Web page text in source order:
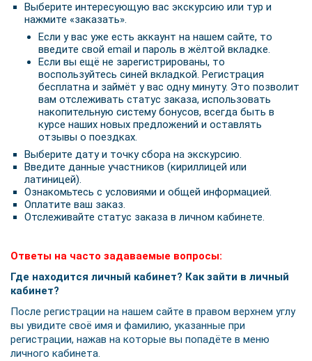
Выберите интересующую вас экскурсию или тур и
нажмите «заказать».
Если у вас уже есть аккаунт на нашем сайте, то
введите свой email и пароль в жёлтой вкладке.
Если вы ещё не зарегистрированы, то
воспользуйтесь синей вкладкой. Регистрация
бесплатна и займёт у вас одну минуту. Это позволит
вам отслеживать статус заказа, использовать
накопительную систему бонусов, всегда быть в
курсе наших новых предложений и оставлять
отзывы о поездках.
Выберите дату и точку сбора на экскурсию.
Введите данные участников (кириллицей или
латиницей).
Ознакомьтесь с условиями и общей информацией.
Оплатите ваш заказ.
Отслеживайте статус заказа в личном кабинете.
Ответы на часто задаваемые вопросы:
Где находится личный кабинет? Как зайти в личный
кабинет?
После регистрации на нашем сайте в правом верхнем углу
вы увидите своё имя и фамилию, указанные при
регистрации, нажав на которые вы попадёте в меню
личного кабинета.